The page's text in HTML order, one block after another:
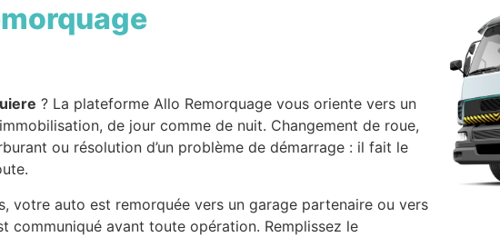
? La plateforme Allo Remorquage vous oriente vers un
de jour comme de nuit. Changement de roue,
ou résolution d’un problème de démarrage : il fait le
votre auto est remorquée vers un garage partenaire ou vers
communiqué avant toute opération. Remplissez le